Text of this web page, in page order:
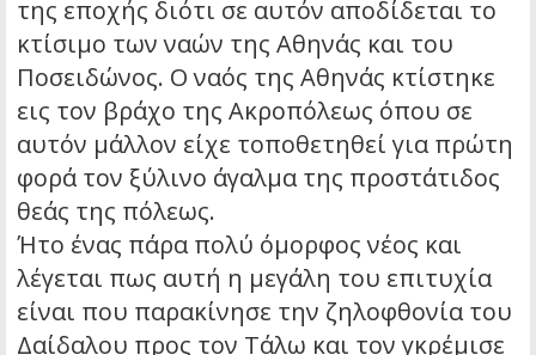
της εποχής διότι σε αυτόν αποδίδεται το
κτίσιμο των ναών της Αθηνάς και του
Ποσειδώνος. Ο ναός της Αθηνάς κτίστηκε
εις τον βράχο της Ακροπόλεως όπου σε
αυτόν μάλλον είχε τοποθετηθεί για πρώτη
φορά τον ξύλινο άγαλμα της προστάτιδος
θεάς της πόλεως.
Ήτο ένας πάρα πολύ όμορφος νέος και
λέγεται πως αυτή η μεγάλη του επιτυχία
είναι που παρακίνησε την ζηλοφθονία του
Δαίδαλου προς τον Τάλω και τον γκρέμισε